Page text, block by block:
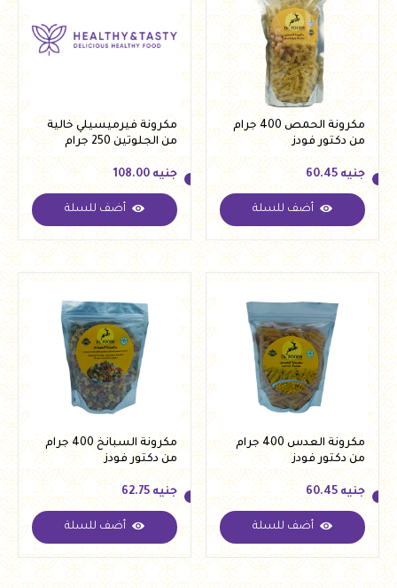
مكرونة الحمص 400 جرام
من دكتور فودز
جنيه
جنيه 60.45
أضف للسلة
مكرونة فيرميسيلي خالية
من الجلوتين 250 جرام
جنيه
جنيه 108.00
أضف للسلة
مكرونة العدس 400 جرام
من دكتور فودز
جنيه
جنيه 60.45
أضف للسلة
مكرونة السبانخ 400 جرام
من دكتور فودز
جنيه
جنيه 62.75
أضف للسلة